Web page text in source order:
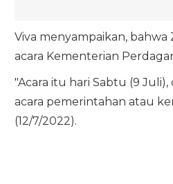
Viva menyampaikan,
acara Kementerian
"Acara itu hari Sabtu (9
acara pemerintahan atau
(12/7/2022).